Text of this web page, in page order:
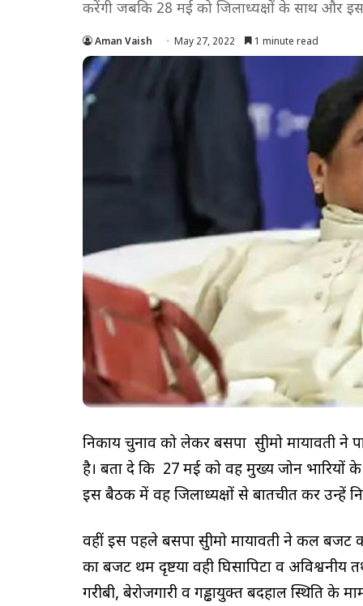
करेंगी जबकि 28 मई को जिलाध्यक्षों के साथ और इस
Aman Vaish May 27, 2022 1 minute read
निकाय चुनाव को लेकर बसपा सुप्रीमो मायावती
है। बता दे कि 27 मई को वह मुख्य जोन
इस बैठक में वह जिलाध्यक्षों से बातचीत कर उन्हें
वहीं इस पहले बसपा सुप्रीमो मायावती ने कल बजट
का बजट प्रथम दृष्टया वही घिसापिटा व
गरीबी, बेरोजगारी व गड्ढायुक्त बदहाल स्थिति